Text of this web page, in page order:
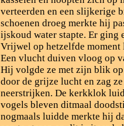
verteerden en een slijkerige
schoenen droeg merkte hij
ijskoud water stapte. Er ging
Vrijwel op hetzelfde
Een vlucht duiven vloog op
Hij volgde ze met zijn blik
door de grijze lucht en zag
neerstrijken. De kerkklok
vogels bleven ditmaal
nogmaals luidde merkte hij